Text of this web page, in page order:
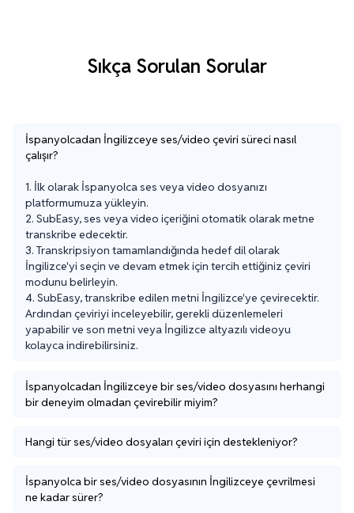
Sıkça Sorulan Sorular
İspanyolcadan İngilizceye ses/video çeviri süreci nasıl
çalışır?
1. İlk olarak İspanyolca ses veya video dosyanızı
platformumuza yükleyin.
2. SubEasy, ses veya video içeriğini otomatik olarak metne
transkribe edecektir.
3. Transkripsiyon tamamlandığında hedef dil olarak
İngilizce'yi seçin ve devam etmek için tercih ettiğiniz çeviri
modunu belirleyin.
4. SubEasy, transkribe edilen metni İngilizce'ye çevirecektir.
Ardından çeviriyi inceleyebilir, gerekli düzenlemeleri
yapabilir ve son metni veya İngilizce altyazılı videoyu
kolayca indirebilirsiniz.
İspanyolcadan İngilizceye bir ses/video dosyasını herhangi
bir deneyim olmadan çevirebilir miyim?
Hangi tür ses/video dosyaları çeviri için destekleniyor?
İspanyolca bir ses/video dosyasının İngilizceye çevrilmesi
ne kadar sürer?